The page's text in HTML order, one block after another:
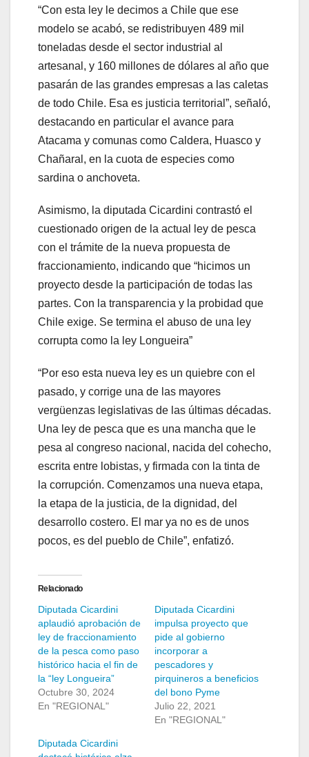
“Con esta ley le decimos a Chile que ese
modelo se acabó, se redistribuyen 489 mil
toneladas desde el sector industrial al
artesanal, y 160 millones de dólares al año que
pasarán de las grandes empresas a las caletas
de todo Chile. Esa es justicia territorial”, señaló,
destacando en particular el avance para
Atacama y comunas como Caldera, Huasco y
Chañaral, en la cuota de especies como
sardina o anchoveta.
Asimismo, la diputada Cicardini contrastó el
cuestionado origen de la actual ley de pesca
con el trámite de la nueva propuesta de
fraccionamiento, indicando que “hicimos un
proyecto desde la participación de todas las
partes. Con la transparencia y la probidad que
Chile exige. Se termina el abuso de una ley
corrupta como la ley Longueira”
“Por eso esta nueva ley es un quiebre con el
pasado, y corrige una de las mayores
vergüenzas legislativas de las últimas décadas.
Una ley de pesca que es una mancha que le
pesa al congreso nacional, nacida del cohecho,
escrita entre lobistas, y firmada con la tinta de
la corrupción. Comenzamos una nueva etapa,
la etapa de la justicia, de la dignidad, del
desarrollo costero. El mar ya no es de unos
pocos, es del pueblo de Chile”, enfatizó.
Relacionado
Diputada Cicardini
aplaudió aprobación de
ley de fraccionamiento
de la pesca como paso
histórico hacia el fin de
la “ley Longueira”
Octubre 30, 2024
En "REGIONAL"
Diputada Cicardini
impulsa proyecto que
pide al gobierno
incorporar a
pescadores y
pirquineros a beneficios
del bono Pyme
Julio 22, 2021
En "REGIONAL"
Diputada Cicardini